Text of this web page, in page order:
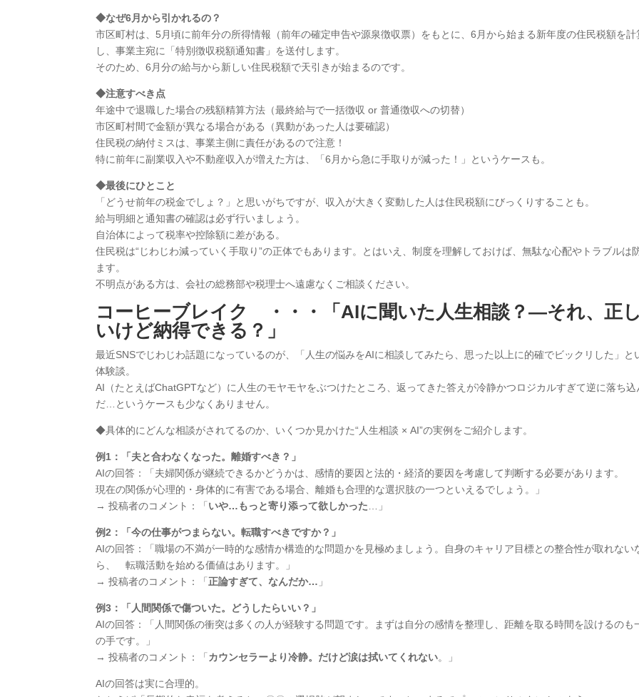
◆なぜ6月から引かれるの？
市区町村は、5月頃に前年分の所得情報（前年の確定申告や源泉徴収票）をもとに、6月から始まる新年度の住民税額を計
し、事業主宛に「特別徴収税額通知書」を送付します。
そのため、6月分の給与から新しい住民税額で天引きが始まるのです。
◆注意すべき点
年途中で退職した場合の残額精算方法（最終給与で一括徴収 or 普通徴収への切替）
市区町村間で金額が異なる場合がある（異動があった人は要確認）
住民税の納付ミスは、事業主側に責任があるので注意！
特に前年に副業収入や不動産収入が増えた方は、「6月から急に手取りが減った！」というケースも。
◆最後にひとこと
「どうせ前年の税金でしょ？」と思いがちですが、収入が大きく変動した人は住民税額にびっくりすることも。
給与明細と通知書の確認は必ず行いましょう。
自治体によって税率や控除額に差がある。
住民税は“じわじわ減っていく手取り”の正体でもあります。とはいえ、制度を理解しておけば、無駄な心配やトラブルは
ます。
不明点がある方は、会社の総務部や税理士へ遠慮なくご相談ください。
コーヒーブレイク ・・・「AIに聞いた人生相談？―それ、正
いけど納得できる？」
最近SNSでじわじわ話題になっているのが、「人生の悩みをAIに相談してみたら、思った以上に的確でビックリした」と
体験談。
AI（たとえばChatGPTなど）に人生のモヤモヤをぶつけたところ、返ってきた答えが冷静かつロジカルすぎて逆に落ち込
だ…というケースも少なくありません。
◆具体的にどんな相談がされてるのか、いくつか見かけた“人生相談 × AI”の実例をご紹介します。
例1：「夫と合わなくなった。離婚すべき？」
AIの回答：「夫婦関係が継続できるかどうかは、感情的要因と法的・経済的要因を考慮して判断する必要があります。
現在の関係が心理的・身体的に有害である場合、離婚も合理的な選択肢の一つといえるでしょう。」
→ 投稿者のコメント：「 いや…もっと寄り添って欲しかった …」
例2：「今の仕事がつまらない。転職すべきですか？」
AIの回答：「職場の不満が一時的な感情か構造的な問題かを見極めましょう。自身のキャリア目標との整合性が取れない
ら、 転職活動を始める価値はあります。」
→ 投稿者のコメント：「正論すぎて、なんだか… 」
例3：「人間関係で傷ついた。どうしたらいい？」
AIの回答：「人間関係の衝突は多くの人が経験する問題です。まずは自分の感情を整理し、距離を取る時間を設けるのも
の手です。」
→ 投稿者のコメント：「 カウンセラーより冷静。だけど涙は拭いてくれない。」
AIの回答は実に合理的。